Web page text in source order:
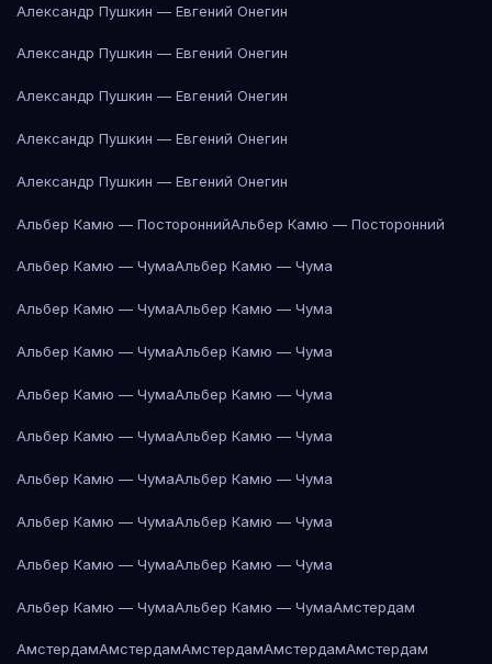
Александр Пушкин — Евгений Онегин
Александр Пушкин — Евгений Онегин
Александр Пушкин — Евгений Онегин
Александр Пушкин — Евгений Онегин
Александр Пушкин — Евгений Онегин
Альбер Камю — ПостороннийАльбер Камю — Посторонний
Альбер Камю — ЧумаАльбер Камю — Чума
Альбер Камю — ЧумаАльбер Камю — Чума
Альбер Камю — ЧумаАльбер Камю — Чума
Альбер Камю — ЧумаАльбер Камю — Чума
Альбер Камю — ЧумаАльбер Камю — Чума
Альбер Камю — ЧумаАльбер Камю — Чума
Альбер Камю — ЧумаАльбер Камю — Чума
Альбер Камю — ЧумаАльбер Камю — Чума
Альбер Камю — ЧумаАльбер Камю — ЧумаАмстердам
АмстердамАмстердамАмстердамАмстердамАмстердам